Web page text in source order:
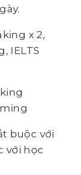
x 2,
IELTS
buộc với
với học